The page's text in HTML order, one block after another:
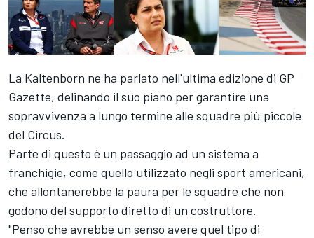
La Kaltenborn ne ha parlato nell'ultima edizione di GP
Gazette, delinando il suo piano per garantire una
sopravvivenza a lungo termine alle squadre più piccole
del Circus.
Parte di questo è un passaggio ad un sistema a
franchigie, come quello utilizzato negli sport americani,
che allontanerebbe la paura per le squadre che non
godono del supporto diretto di un costruttore.
"Penso che avrebbe un senso avere quel tipo di